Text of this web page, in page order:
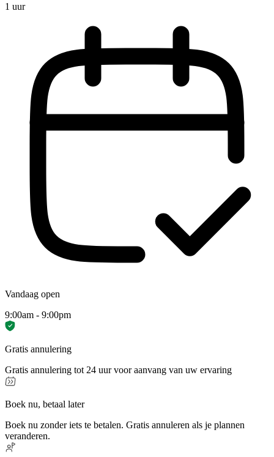
1 uur
Vandaag open
9:00am - 9:00pm
Gratis annulering
Gratis annulering tot 24 uur voor aanvang van uw ervaring
Boek nu, betaal later
Boek nu zonder iets te betalen. Gratis annuleren als je plannen
veranderen.